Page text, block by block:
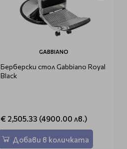
GABBIANO
Берберски стол Gabbiano Royal
Black
€ 2,505.33 (4900.00 лв.)
Добави в количката